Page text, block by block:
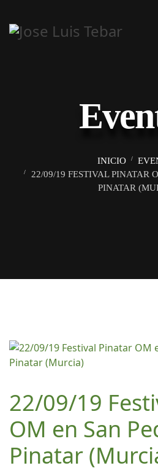
INICIO
22/09/19 FESTIVAL PINATAR
PINATAR
22/09/19
OM en San
Pinatar